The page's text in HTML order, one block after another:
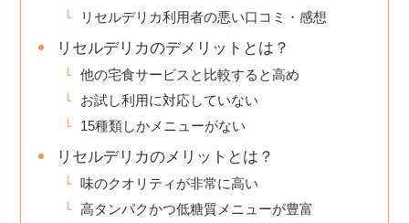
リセルデリカ利用者の悪い口コミ・感想
リセルデリカのデメリットとは？
他の宅食サービスと比較すると高め
お試し利用に対応していない
15種類しかメニューがない
リセルデリカのメリットとは？
味のクオリティが非常に高い
高タンパクかつ低糖質メニューが豊富